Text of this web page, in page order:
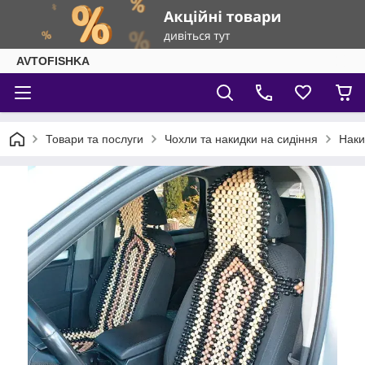
AVTOFISHKA
Товари та послуги Чохли та накидки на сидіння